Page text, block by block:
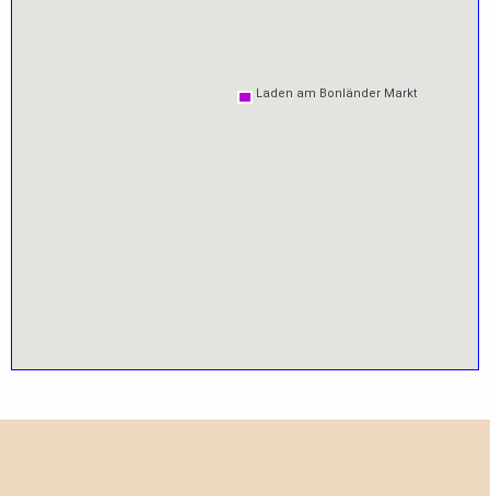
Laden am Bonländer Markt
Laden am Bonländer Markt